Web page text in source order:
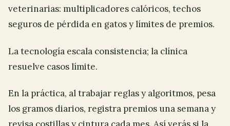
veterinarias: multiplicadores calóricos, techos
seguros de pérdida en gatos y límites de premios.
La tecnología escala consistencia; la clínica
resuelve casos límite.
En la práctica, al trabajar reglas y algoritmos, pesa
los gramos diarios, registra premios una semana y